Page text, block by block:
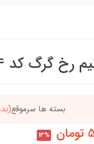
گرگ کد 6408254
خریدتو به5میلیون
تومان 13%